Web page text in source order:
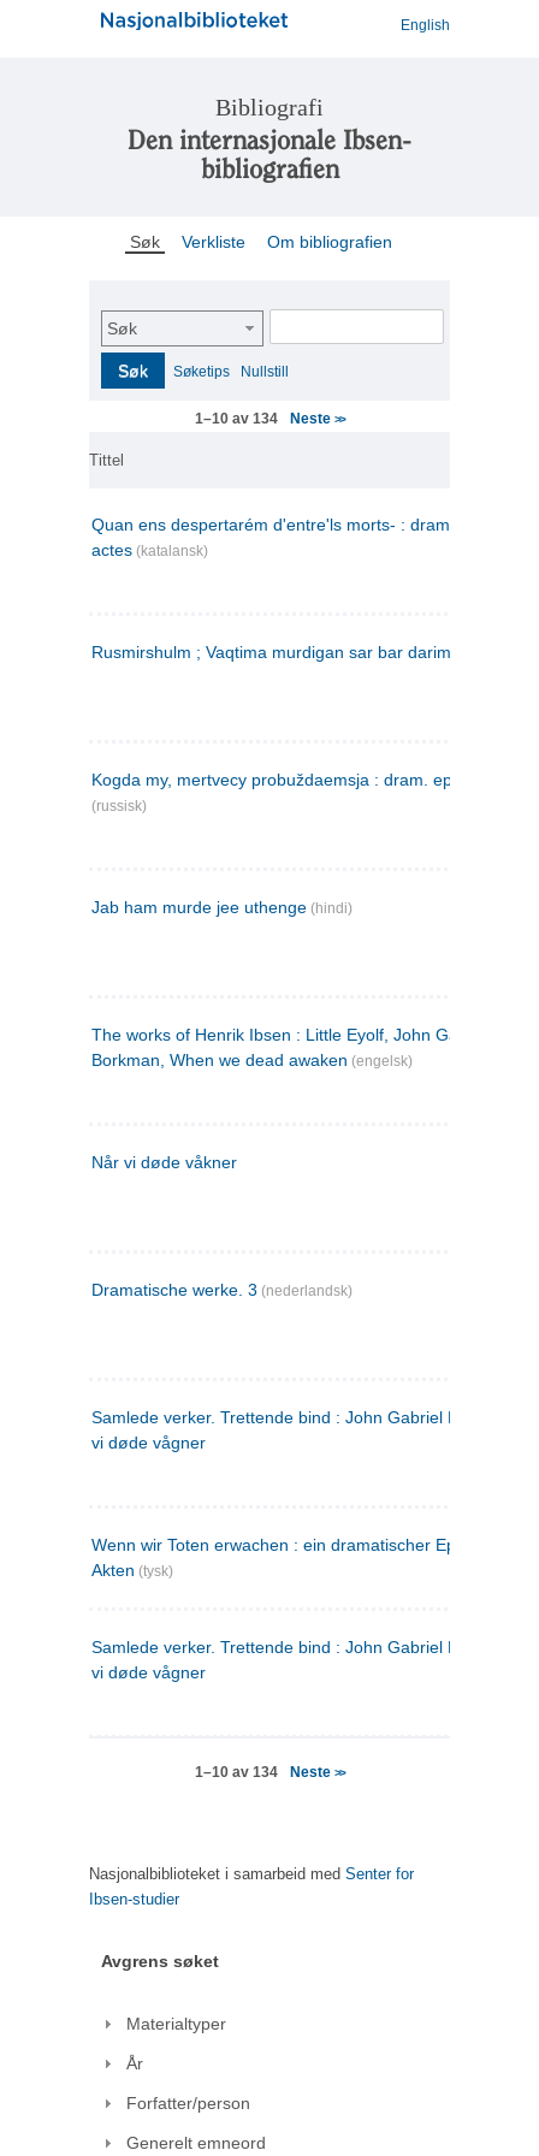
English
Bibliografi
Den internasjonale Ibsen-
bibliografien
Søk Verkliste Om bibliografien
Søk
Søk Søketips Nullstill
1–10 av 134 Neste >>
Tittel
Quan ens despertarém d'entre'ls morts- : drama en tres
actes (katalansk)
Rusmirshulm ; Vaqtima murdigan sar bar darim
Kogda my, mertvecy probuždaemsja : dram. epilog v 3 d
(russisk)
Jab ham murde jee uthenge (hindi)
The works of Henrik Ibsen : Little Eyolf, John Gabriel
Borkman, When we dead awaken (engelsk)
Når vi døde våkner
Dramatische werke. 3 (nederlandsk)
Samlede verker. Trettende bind : John Gabriel Borkman ;
vi døde vågner
Wenn wir Toten erwachen : ein dramatischer Epilog in drei
Akten (tysk)
Samlede verker. Trettende bind : John Gabriel Borkman ;
vi døde vågner
1–10 av 134 Neste >>
Nasjonalbiblioteket i samarbeid med Senter for
Ibsen-studier
Avgrens søket
Materialtyper
År
Forfatter/person
Generelt emneord